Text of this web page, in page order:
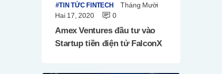
TIN TỨC FINTECH
Tháng Mười
Hai 17, 2020
0
Amex Ventures đầu tư vào
Startup tiền điện tử FalconX